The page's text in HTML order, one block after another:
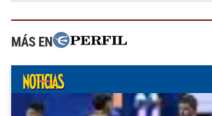
MÁS EN